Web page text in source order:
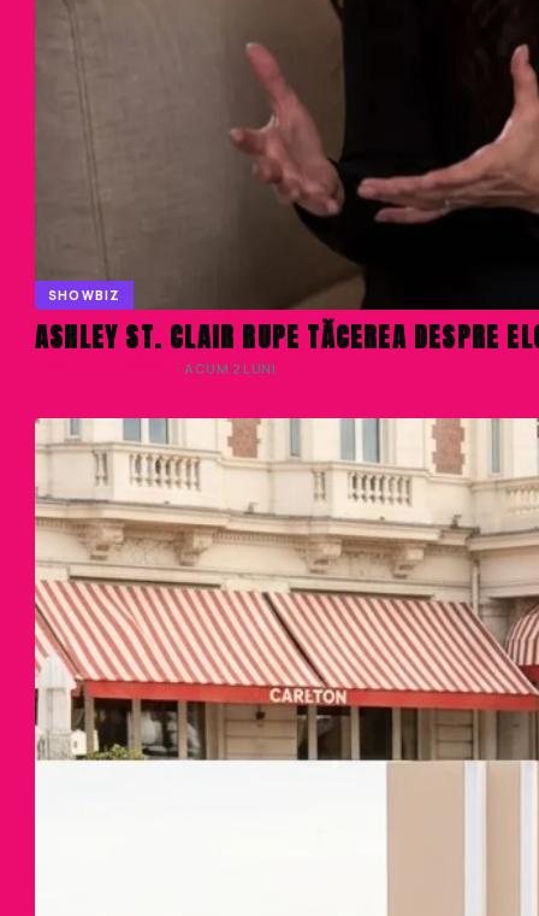
SHOWBIZ
ASHLEY ST. CLAIR RUPE TĂCEREA DESPRE
· ACUM 2 LUNI